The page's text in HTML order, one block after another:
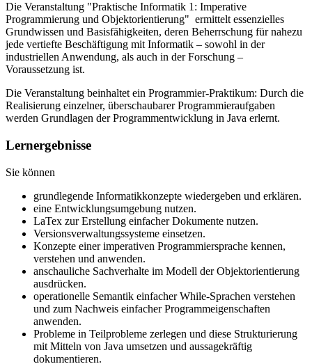
Die Veranstaltung "Praktische Informatik 1: Imperative
Programmierung und Objektorientierung" ermittelt essenzielles
Grundwissen und Basisfähigkeiten, deren Beherrschung für nahezu
jede vertiefte Beschäftigung mit Informatik – sowohl in der
industriellen Anwendung, als auch in der Forschung –
Voraussetzung ist.
Die Veranstaltung beinhaltet ein Programmier-Praktikum: Durch die
Realisierung einzelner, überschaubarer Programmieraufgaben
werden Grundlagen der Programmentwicklung in Java erlernt.
Lernergebnisse
Sie können
grundlegende Informatikkonzepte wiedergeben und erklären.
eine Entwicklungsumgebung nutzen.
LaTex zur Erstellung einfacher Dokumente nutzen.
Versionsverwaltungssysteme einsetzen.
Konzepte einer imperativen Programmiersprache kennen,
verstehen und anwenden.
anschauliche Sachverhalte im Modell der Objektorientierung
ausdrücken.
operationelle Semantik einfacher While-Sprachen verstehen
und zum Nachweis einfacher Programmeigenschaften
anwenden.
Probleme in Teilprobleme zerlegen und diese Strukturierung
mit Mitteln von Java umsetzen und aussagekräftig
dokumentieren.